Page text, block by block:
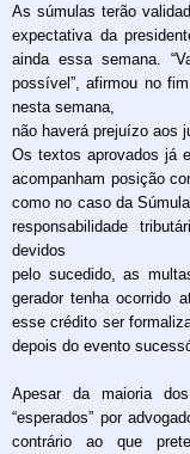
As súmulas terão
expectativa da
ainda essa semana.
possível”, afirmou no
nesta semana,
não haverá prejuízo aos
Os textos aprovados já
acompanham posição
como no caso da
responsabilidade
devidos
pelo sucedido, as
gerador tenha ocorrido
esse crédito ser
depois do evento
Apesar da maioria
“esperados” por
contrário ao que